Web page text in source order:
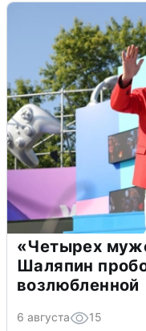
«Четырех
Шаляпин
возлюбленной
6 августа 15